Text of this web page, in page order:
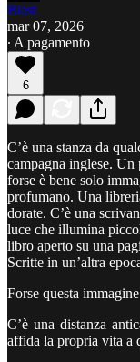
Blast
mar 07, 2026
∙ A pagamento
6
C’è una stanza da
campagna inglese. Un
forse è bene solo
profumano. Una
dorate. C’è una
luce che illumina
libro aperto su una
Scritte in un’altra
Forse questa
C’è una distanza
affida la propria vita a